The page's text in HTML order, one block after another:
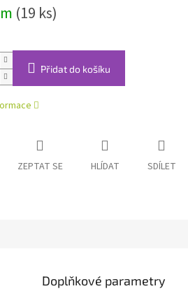
(19 ks)
Přidat do košíku
ZEPTAT SE HLÍDAT SDÍLET
Doplňkové parametry